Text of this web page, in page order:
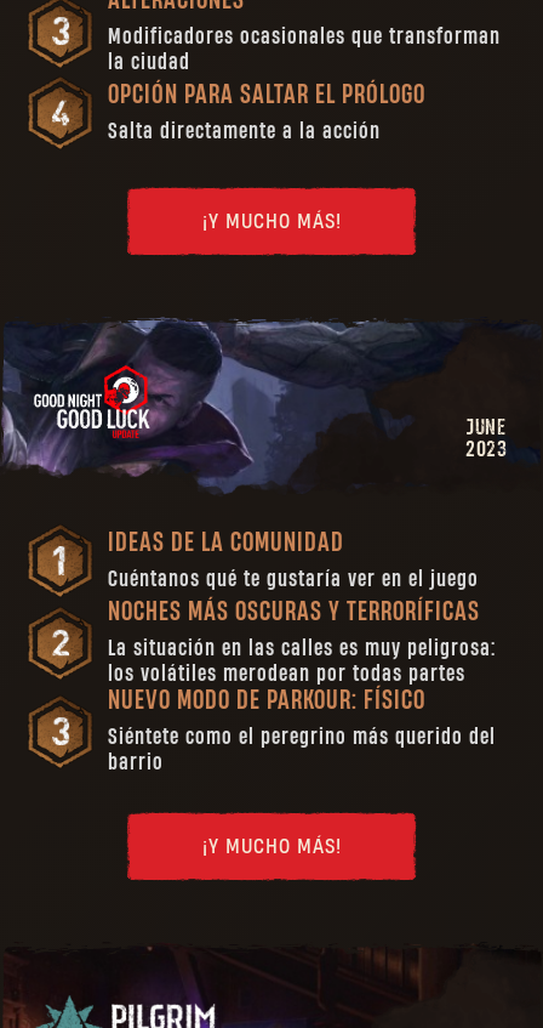
Modificadores ocasionales que transforman
la ciudad
OPCIÓN PARA SALTAR EL PRÓLOGO
Salta directamente a la acción
¡Y MUCHO MÁS!
JUNE
2023
IDEAS DE LA COMUNIDAD
Cuéntanos qué te gustaría ver en el juego
NOCHES MÁS OSCURAS Y TERRORÍFICAS
La situación en las calles es muy peligrosa:
los volátiles merodean por todas partes
NUEVO MODO DE PARKOUR: FÍSICO
Siéntete como el peregrino más querido del
barrio
¡Y MUCHO MÁS!